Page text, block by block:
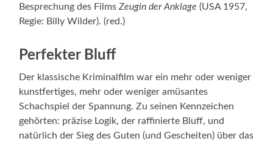
Besprechung des FilmsZeugin der Anklage (USA 1957,
Regie: Billy Wilder). (red.)
Perfekter Bluff
Der klassische Kriminalfilm war ein mehr oder weniger
kunstfertiges, mehr oder weniger amüsantes
Schachspiel der Spannung. Zu seinen Kennzeichen
gehörten: präzise Logik, der raffi­nierte Bluff, und
natürlich der Sieg des Guten (und Gescheiten) über das